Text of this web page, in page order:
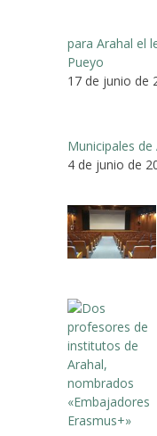
para Arahal el
Pueyo
17 de junio de
Municipales de
4 de junio de